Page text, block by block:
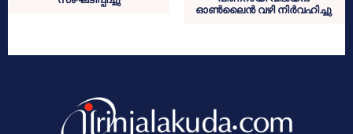
ഓൺലൈൻ വഴി നിർവഹിച്ചു